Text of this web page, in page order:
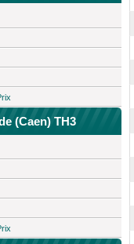
(Caen) TH3